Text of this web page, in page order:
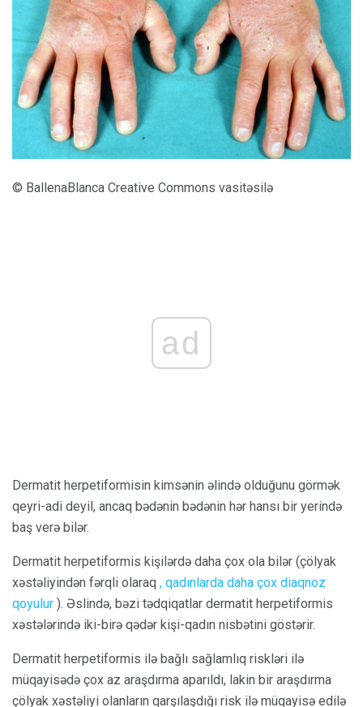
© BallenaBlanca Creative Commons vasitəsilə
ad
Dermatit herpetiformisin kimsənin əlində olduğunu görmək
qeyri-adi deyil, ancaq bədənin bədənin hər hansı bir yerində
baş verə bilər.
Dermatit herpetiformis kişilərdə daha çox ola bilər (çölyak
xəstəliyindən fərqli olaraq , qadınlarda daha çox diaqnoz
qoyulur ). Əslində, bəzi tədqiqatlar dermatit herpetiformis
xəstələrində iki-birə qədər kişi-qadın nisbətini göstərir.
Dermatit herpetiformis ilə bağlı sağlamlıq riskləri ilə
müqayisədə çox az araşdırma aparıldı, lakin bir araşdırma
çölyak xəstəliyi olanların qarşılaşdığı risk ilə müqayisə edilə